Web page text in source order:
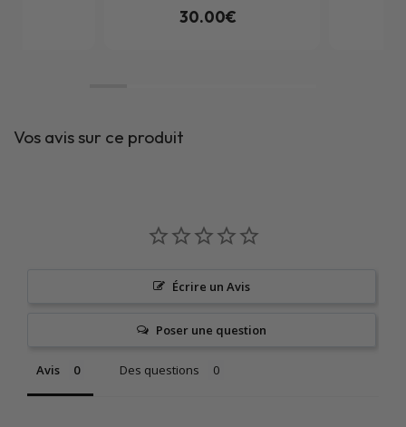
30.00€
Vos avis sur ce produit
Écrire un Avis
Poser une question
Avis Des questions